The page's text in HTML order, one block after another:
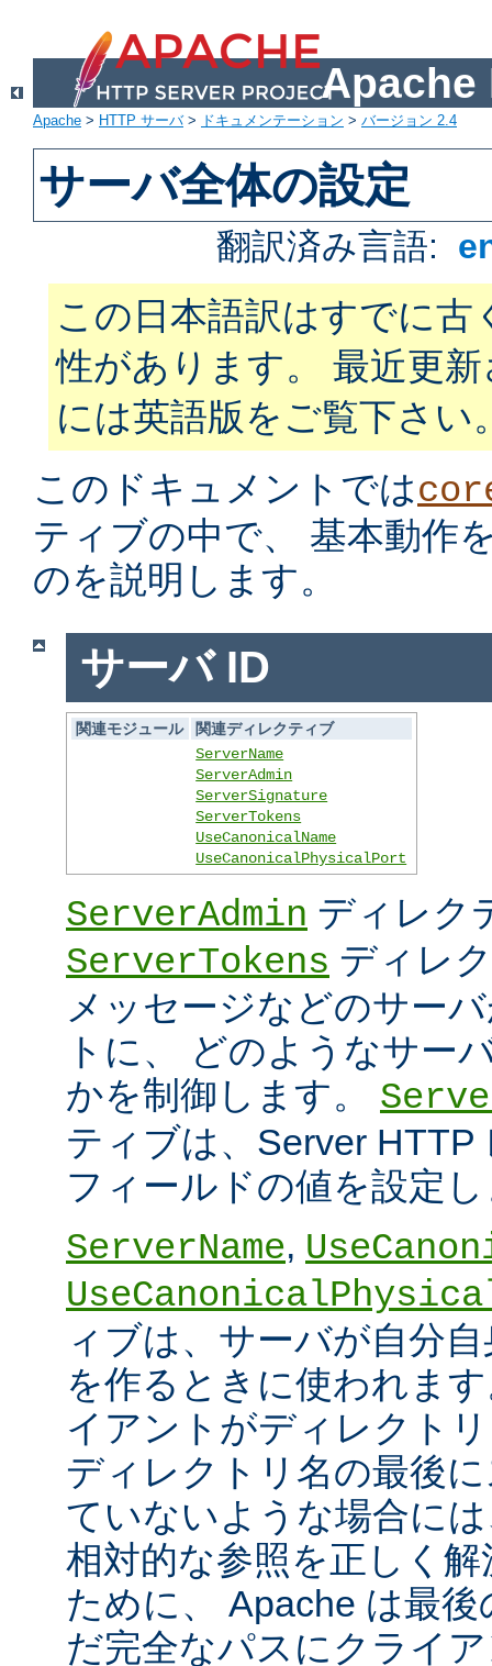
Apache
Apache > HTTP サーバ> ドキュメンテーション > バージョン 2.4
サーバ全体の設定
翻訳済み言語:
この日本語訳はすでに古
性があります。 最近更
には英語版をご覧下さい
このドキュメントでは
ティブの中で、 基本動作
のを説明します。
サーバ ID
関連モジュール
関連ディレクティブ
ServerName
ServerAdmin
ServerSignature
ServerTokens
UseCanonicalName
UseCanonicalPhysicalPort
ServerAdmin ディレク
ServerTokens ディレ
メッセージなどのサー
トに、 どのようなサー
かを制御します。
ティブは、Server
フィールドの値を設定
ServerName,
ィブは、サーバが自分
を作るときに使われま
イアントがディレクト
ディレクトリ名の最後
ていないような場合に
相対的な参照を正しく
ために、 Apache は最
だ完全なパスにクライ